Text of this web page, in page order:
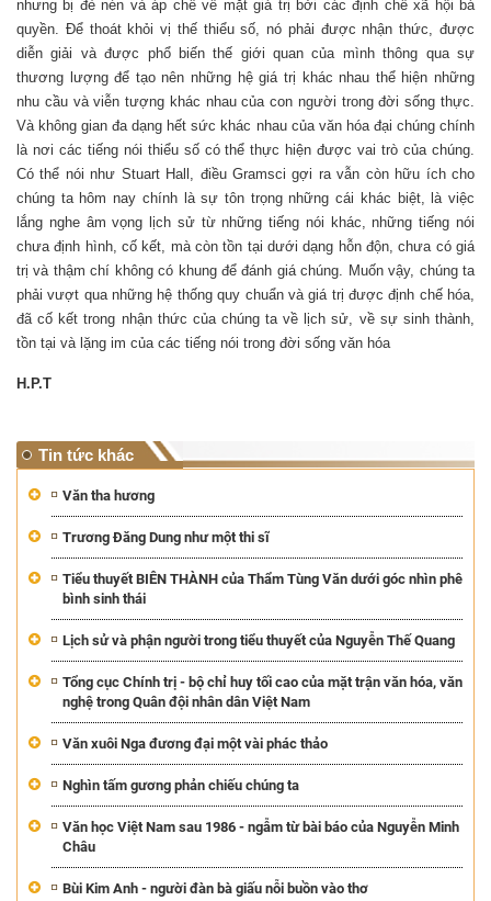
nhưng bị đè nén và áp chế về mặt giá trị bởi các định chế xã hội bá
quyền. Để thoát khỏi vị thế thiểu số, nó phải được nhận thức, được
diễn giải và được phổ biến thế giới quan của mình thông qua sự
thương lượng để tạo nên những hệ giá trị khác nhau thể hiện những
nhu cầu và viễn tượng khác nhau của con người trong đời sống thực.
Và không gian đa dạng hết sức khác nhau của văn hóa đại chúng chính
là nơi các tiếng nói thiểu số có thể thực hiện được vai trò của chúng.
Có thể nói như Stuart Hall, điều Gramsci gợi ra vẫn còn hữu ích cho
chúng ta hôm nay chính là sự tôn trọng những cái khác biệt, là việc
lắng nghe âm vọng lịch sử từ những tiếng nói khác, những tiếng nói
chưa định hình, cố kết, mà còn tồn tại dưới dạng hỗn độn, chưa có giá
trị và thậm chí không có khung để đánh giá chúng. Muốn vậy, chúng ta
phải vượt qua những hệ thống quy chuẩn và giá trị được định chế hóa,
đã cố kết trong nhận thức của chúng ta về lịch sử, về sự sinh thành,
tồn tại và lặng im của các tiếng nói trong đời sống văn hóa
H.P.T
Tin tức khác
Văn tha hương
Trương Đăng Dung như một thi sĩ
Tiểu thuyết BIÊN THÀNH của Thẩm Tùng Văn dưới góc nhìn phê
bình sinh thái
Lịch sử và phận người trong tiểu thuyết của Nguyễn Thế Quang
Tổng cục Chính trị - bộ chỉ huy tối cao của mặt trận văn hóa, văn
nghệ trong Quân đội nhân dân Việt Nam
Văn xuôi Nga đương đại một vài phác thảo
Nghìn tấm gương phản chiếu chúng ta
Văn học Việt Nam sau 1986 - ngẫm từ bài báo của Nguyễn Minh
Châu
Bùi Kim Anh - người đàn bà giấu nỗi buồn vào thơ